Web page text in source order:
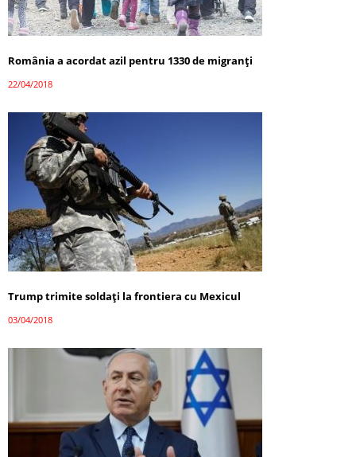
România a acordat azil pentru 1330 de migranți
22/04/2018
Trump trimite soldați la frontiera cu Mexicul
03/04/2018